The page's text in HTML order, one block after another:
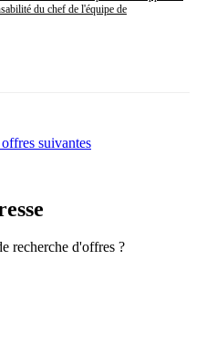
du chef de l'équipe de
suivantes
recherche d'offres ?